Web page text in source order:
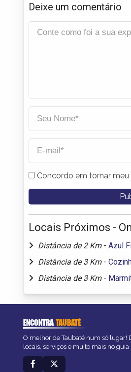
Deixe um comentário
Concordo em tornar
Locais Próximos -
Distância de 2 Km - Azul
Distância de 3 Km -
Distância de 3 Km -
ENCONTRATAUBATÉ
O melhor de Taubaté num só lugar!
locais, serviços e muito mais no guia